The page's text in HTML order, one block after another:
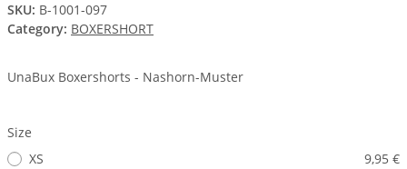
SKU: B-1001-097
Category: BOXERSHORT
UnaBux Boxershorts - Nashorn-Muster
Size
XS
9,95 €